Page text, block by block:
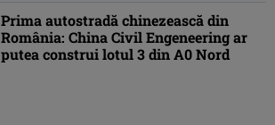
Prima autostradă chinezească din
România: China Civil Engeneering ar
putea construi lotul 3 din A0 Nord